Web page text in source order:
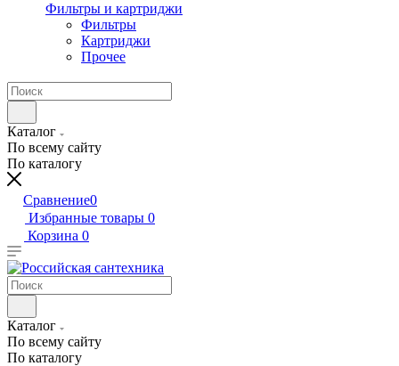
Фильтры и картриджи
Фильтры
Картриджи
Прочее
Каталог
По всему сайту
По каталогу
Сравнение0
Избранные товары 0
Корзина 0
Каталог
По всему сайту
По каталогу